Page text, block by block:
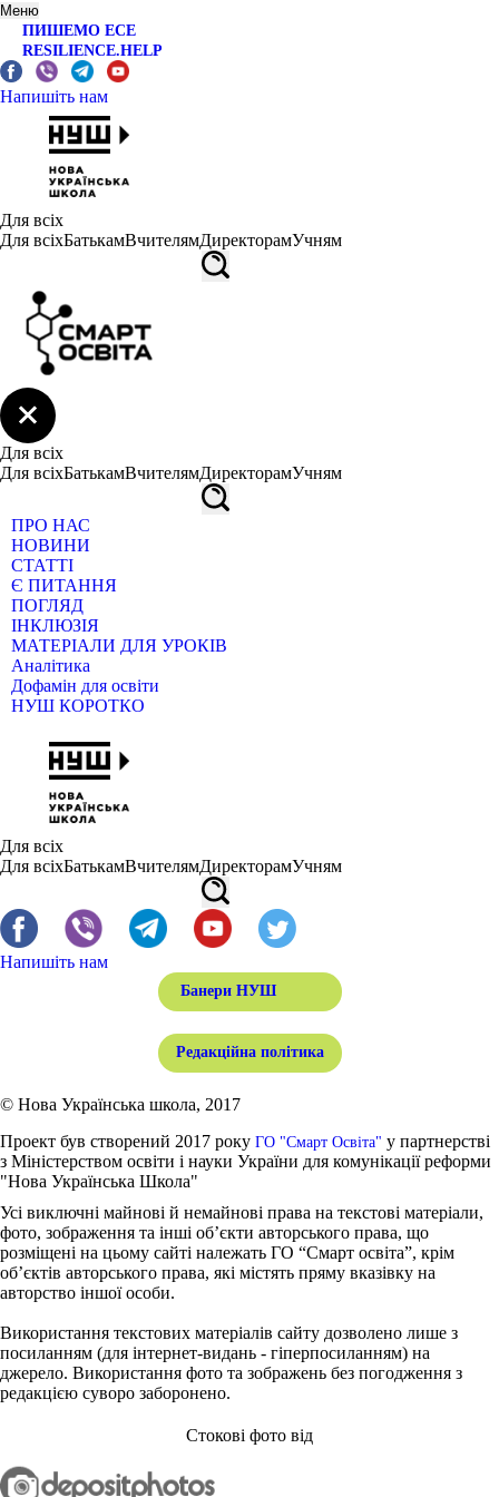
Меню
ПИШЕМО ЕСЕ
RESILIENCE.HELP
Напишіть нам
Для всіх
Для всіхБатькамВчителямДиректорамУчням
Для всіх
Для всіхБатькамВчителямДиректорамУчням
ПРО НАС
НОВИНИ
СТАТТІ
Є ПИТАННЯ
ПОГЛЯД
ІНКЛЮЗІЯ
МАТЕРІАЛИ ДЛЯ УРОКІВ
Аналітика
Дофамін для освіти
НУШ КОРОТКО
Для всіх
Для всіхБатькамВчителямДиректорамУчням
Напишіть нам
Банери НУШ
Редакційна політика
© Нова Українська школа, 2017
Проект був створений 2017 року ГО "Смарт Освіта" у партнерстві
з Міністерством освіти і науки України для комунікації реформи
"Нова Українська Школа"
Усі виключні майнові й немайнові права на текстові матеріали,
фото, зображення та інші об’єкти авторського права, що
розміщені на цьому сайті належать ГО “Смарт освіта”, крім
об’єктів авторського права, які містять пряму вказівку на
авторство іншої особи.
Використання текстових матеріалів сайту дозволено лише з
посиланням (для інтернет-видань - гіперпосиланням) на
джерело. Використання фото та зображень без погодження з
редакцією суворо заборонено.
Стокові фото від